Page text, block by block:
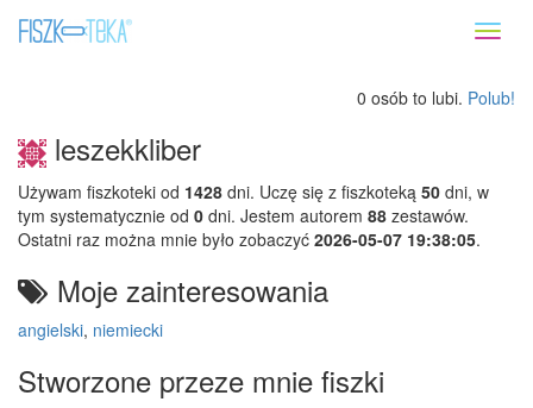
0 osób to lubi. Polub!
leszekkliber
Używam fiszkoteki od 1428 dni. Uczę się z fiszkoteką 50 dni, w
tym systematycznie od 0 dni. Jestem autorem 88 zestawów.
Ostatni raz można mnie było zobaczyć 2026-05-07 19:38:05.
Moje zainteresowania
angielski, niemiecki
Stworzone przeze mnie fiszki